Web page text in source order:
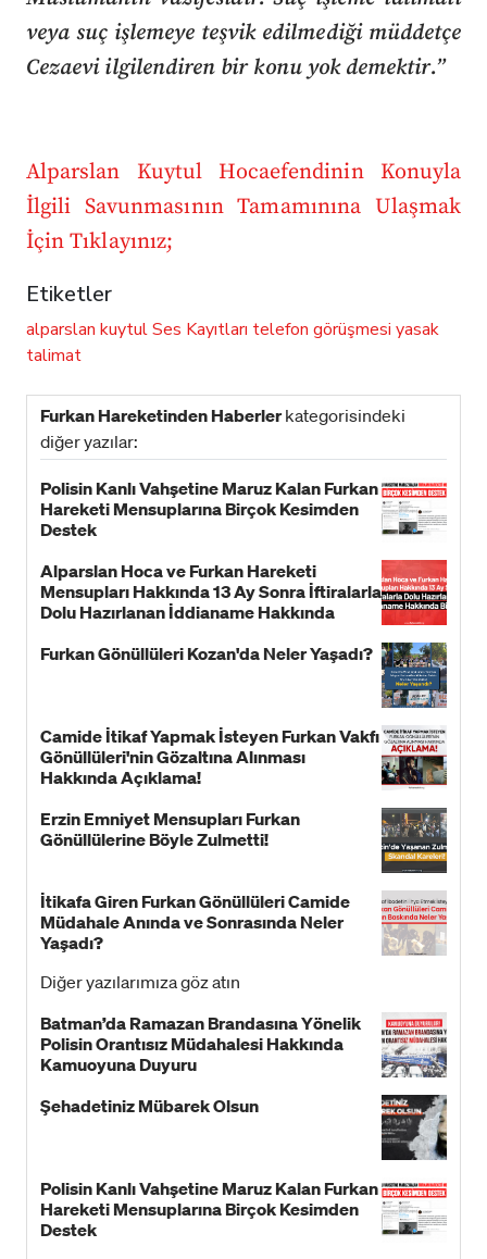
veya suç işlemeye teşvik edilmediği müddetçe
Cezaevi ilgilendiren bir konu yok demektir.”
Alparslan Kuytul Hocaefendinin Konuyla
İlgili Savunmasının Tamamınına Ulaşmak
İçin Tıklayınız;
Etiketler
alparslan kuytulSes Kayıtları telefon görüşmesi yasak
talimat
Furkan Hareketinden Haberlerkategorisindeki
diğer yazılar:
Polisin Kanlı Vahşetine Maruz Kalan Furkan
Hareketi Mensuplarına Birçok Kesimden
Destek
Alparslan Hoca ve Furkan Hareketi
Mensupları Hakkında 13 Ay Sonra İftiralarla
Dolu Hazırlanan İddianame Hakkında
Furkan Gönüllüleri Kozan'da Neler Yaşadı?
Camide İtikaf Yapmak İsteyen Furkan Vakfı
Gönüllüleri'nin Gözaltına Alınması
Hakkında Açıklama!
Erzin Emniyet Mensupları Furkan
Gönüllülerine Böyle Zulmetti!
İtikafa Giren Furkan Gönüllüleri Camide
Müdahale Anında ve Sonrasında Neler
Yaşadı?
Diğer yazılarımıza göz atın
Batman’da Ramazan Brandasına Yönelik
Polisin Orantısız Müdahalesi Hakkında
Kamuoyuna Duyuru
Şehadetiniz Mübarek Olsun
Polisin Kanlı Vahşetine Maruz Kalan Furkan
Hareketi Mensuplarına Birçok Kesimden
Destek